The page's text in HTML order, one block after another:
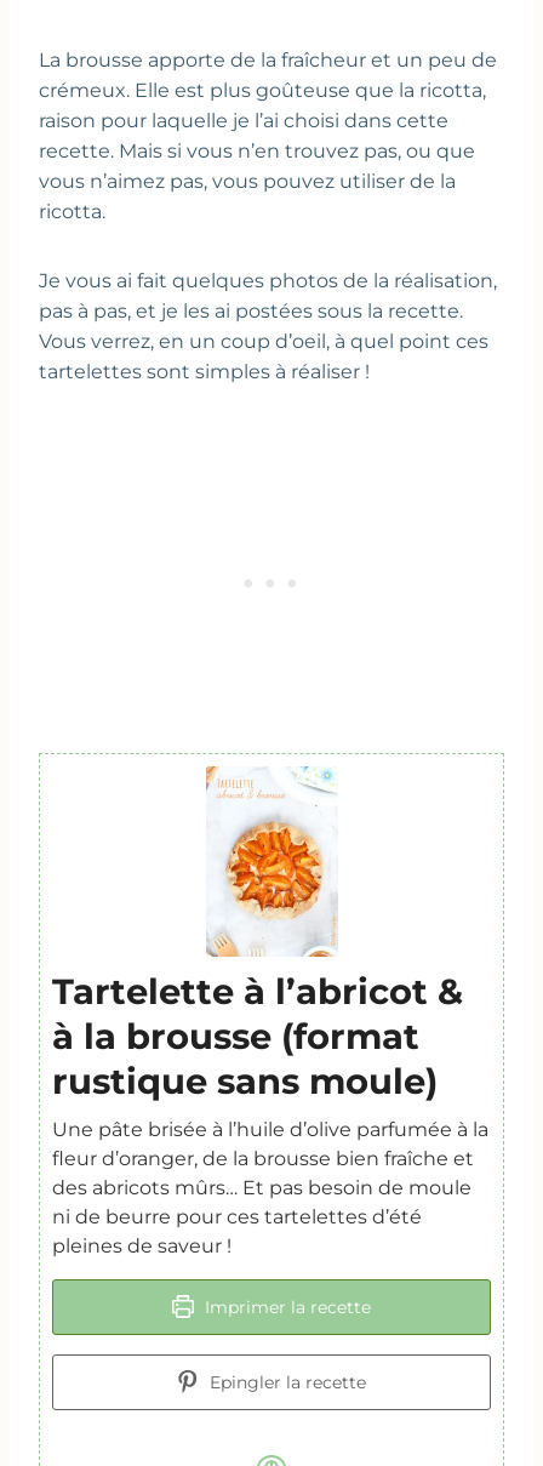
La brousse apporte de la fraîcheur et un peu de
crémeux. Elle est plus goûteuse que la ricotta,
raison pour laquelle je l’ai choisi dans cette
recette. Mais si vous n’en trouvez pas, ou que
vous n’aimez pas, vous pouvez utiliser de la
ricotta.
Je vous ai fait quelques photos de la réalisation,
pas à pas, et je les ai postées sous la recette.
Vous verrez, en un coup d’oeil, à quel point ces
tartelettes sont simples à réaliser !
Tartelette à l’abricot &
à la brousse (format
rustique sans moule)
Une pâte brisée à l’huile d’olive parfumée à la
fleur d’oranger, de la brousse bien fraîche et
des abricots mûrs… Et pas besoin de moule
ni de beurre pour ces tartelettes d’été
pleines de saveur !
Imprimer la recette
Epingler la recette